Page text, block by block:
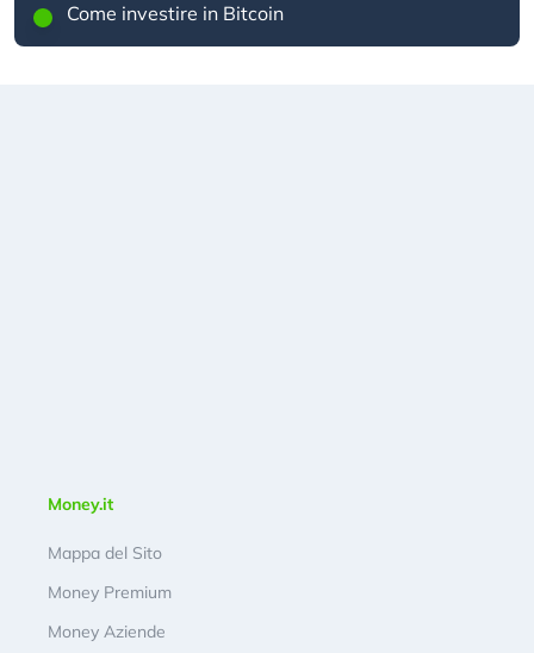
Come investire in Bitcoin
Money.it
Mappa del Sito
Money Premium
Money Aziende